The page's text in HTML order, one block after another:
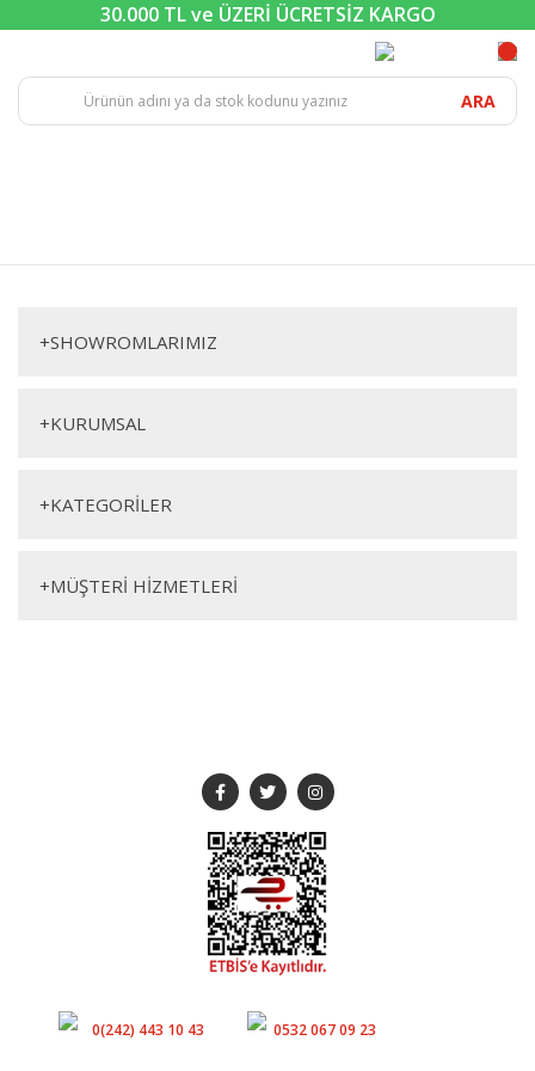
30.000 TL ve ÜZERİ ÜCRETSİZ KARGO
ARA
+SHOWROMLARIMIZ
+KURUMSAL
+KATEGORİLER
+MÜŞTERİ HİZMETLERİ
0(242) 443 10 43
0532 067 09 23